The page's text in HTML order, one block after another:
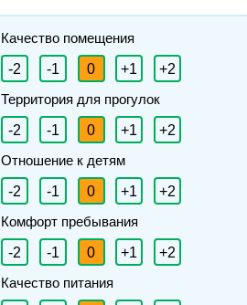
Качество помещения
-2
-1 0 +1
+2
Территория для прогулок
-2
-1 0 +1
+2
Отношение к детям
-2
-1 0 +1
+2
Комфорт пребывания
-2
-1 0 +1
+2
Качество питания